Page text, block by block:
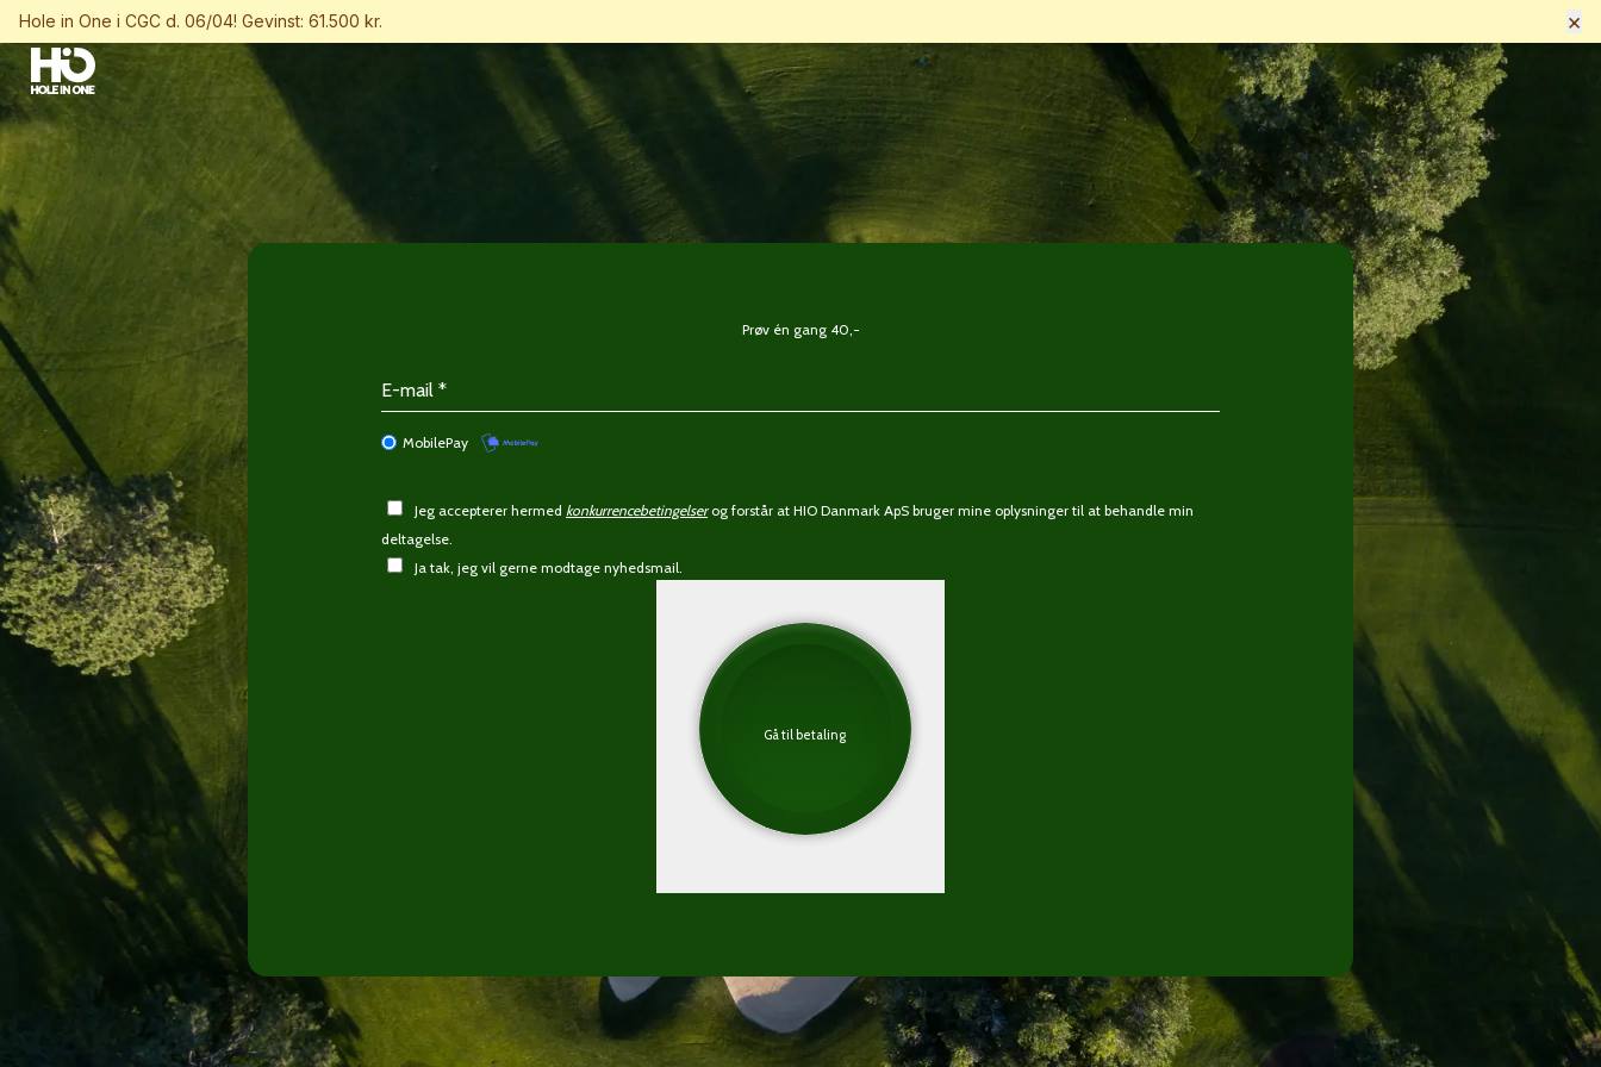
Hole in One i CGC d. 06/04! Gevinst: 61.500 kr. ×
Prøv én gang 40,-
MobilePay
Jeg accepterer hermed konkurrencebetingelserog forstår at HIO Danmark ApS bruger mine oplysninger til at behandle min
deltagelse.
Ja tak, jeg vil gerne modtage nyhedsmail.
Gå til betaling